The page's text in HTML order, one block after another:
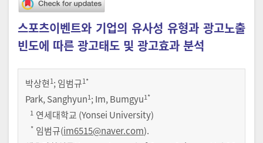
스포츠이벤트와 기업의 유사성 유형과 광고노출
빈도에 따른 광고태도 및 광고효과 분석
박상현1;임범규1*
Park, Sanghyun1; Im, Bumgyu1*
1 연세대학교 (Yonsei University)
* 임범규(im6515@naver.com).